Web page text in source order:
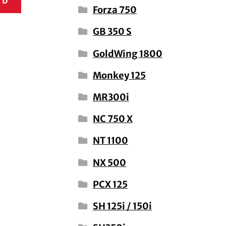
Forza 750
GB 350 S
GoldWing 1800
Monkey 125
MR300i
NC 750 X
NT 1100
NX 500
PCX 125
SH 125i / 150i